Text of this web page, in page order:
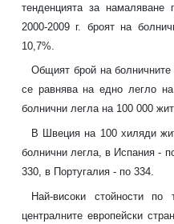
тенденцията за намаляване
2000-2009 г. броят на
10,7%.
Общият брой на
се равнява на едно легло
болнични легла на 100 000
В Швеция на 100 хиляди
болнични легла, в Испания -
330, в Португалия - по 334.
Най-високи стойности по
централните европейски